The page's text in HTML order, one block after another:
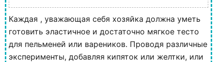
Каждая , уважающая себя хозяйка должна уметь
готовить эластичное и достаточно мягкое тесто
для пельменей или вареников. Проводя различные
эксперименты, добавляя кипяток или желтки, или